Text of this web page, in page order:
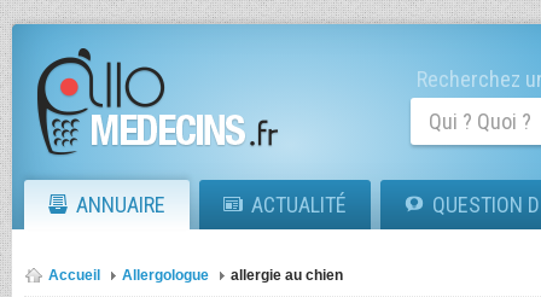
Recherchez
ANNUAIRE ACTUALITÉ QUESTION
Accueil Allergologue allergie au chien